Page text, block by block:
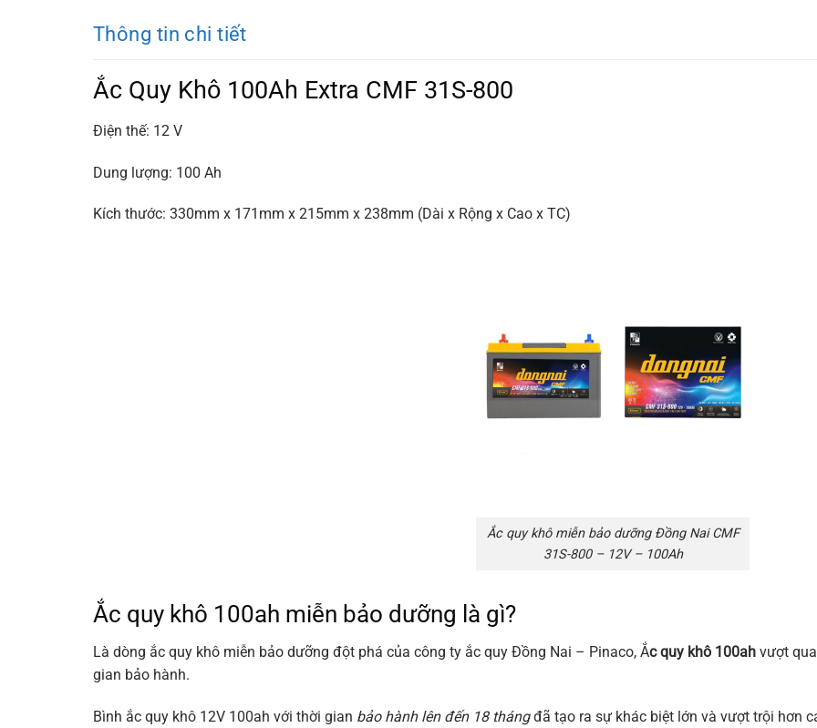
Thông tin chi tiết
Ắc Quy Khô 100Ah Extra CMF 31S-800
Điện thế: 12 V
Dung lượng: 100 Ah
Kích thước: 330mm x 171mm x 215mm x 238mm (Dài x Rộng x Cao x TC)
Ắc quy khô miễn bảo dưỡng Đồng Nai CMF
31S-800 – 12V – 100Ah
Ắc quy khô 100ah miễn bảo dưỡng là gì?
Là dòng ắc quy khô miễn bảo dưỡng đột phá của công ty ắc quy Đồng Nai – Pinaco, Ắc quy khô 100ah vượt
gian bảo hành.
Bình ắc quy khô 12V 100ah với thời gian bảo hành lên đến 18 thángđã tạo ra sự khác biệt lớn và vượt trội hơn